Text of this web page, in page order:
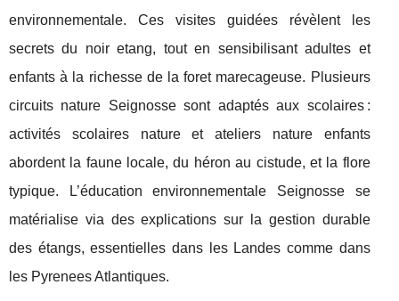
environnementale. Ces visites guidées révèlent les
secrets du noir etang, tout en sensibilisant adultes et
enfants à la richesse de la foret marecageuse. Plusieurs
circuits nature Seignosse sont adaptés aux scolaires :
activités scolaires nature et ateliers nature enfants
abordent la faune locale, du héron au cistude, et la flore
typique. L’éducation environnementale Seignosse se
matérialise via des explications sur la gestion durable
des étangs, essentielles dans les Landes comme dans
les Pyrenees Atlantiques.